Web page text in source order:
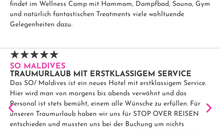
findet im Wellness Camp mit Hammam, Dampfbad, Sauna, Gym
und natürlich fantastischen Treatments viele wohltuende
Gelegenheiten dazu.
SO MALDIVES
TRAUMURLAUB MIT ERSTKLASSIGEM SERVICE
Das SO/ Maldives ist ein neues Hotel mit erstklassigem Service.
Hier wird man von morgens bis abends verwöhnt und das
Personal ist stets bemüht, einem alle Wünsche zu erfüllen. Für
unseren Traumurlaub haben wir uns für STOP OVER REISEN
entschieden und mussten uns bei der Buchung um nichts